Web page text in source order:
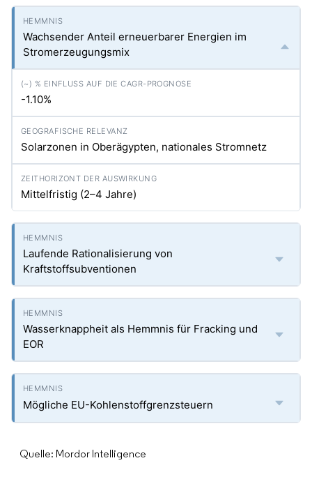
Wachsender Anteil erneuerbarer Energien im
Stromerzeugungsmix
-1.10%
Solarzonen in Oberägypten, nationales Stromnetz
Mittelfristig (2–4 Jahre)
Laufende Rationalisierung von
Kraftstoffsubventionen
Wasserknappheit als Hemmnis für Fracking und
EOR
Mögliche EU-Kohlenstoffgrenzsteuern
Quelle: Mordor Intelligence